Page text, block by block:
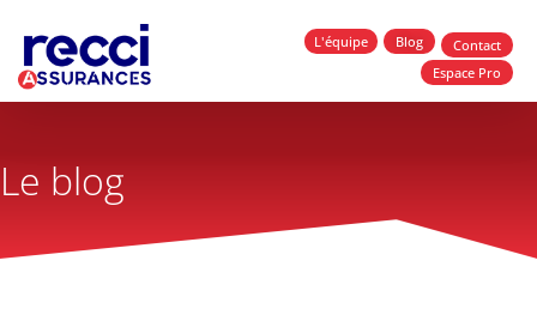
L'équipe Blog
Contact
Espace Pro
Le blog